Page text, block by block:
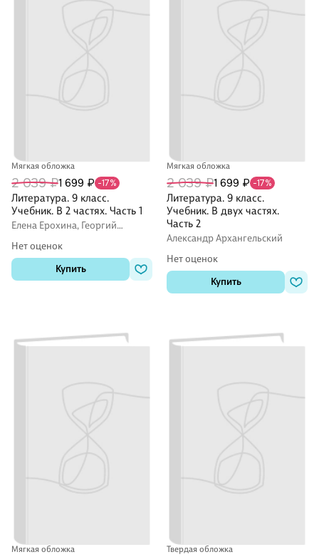
Мягкая обложка
2 039 ₽1 699 ₽ -17%
Литература. 9 класс.
Учебник. В 2 частях. Часть 1
Елена Ерохина, Георгий
Нет оценок
Купить
Мягкая обложка
2 039 ₽1 699 ₽ -17%
Литература. 9 класс.
Учебник. В двух частях.
Часть 2
Александр Архангельский
Нет оценок
Купить
Мягкая обложка Твердая обложка